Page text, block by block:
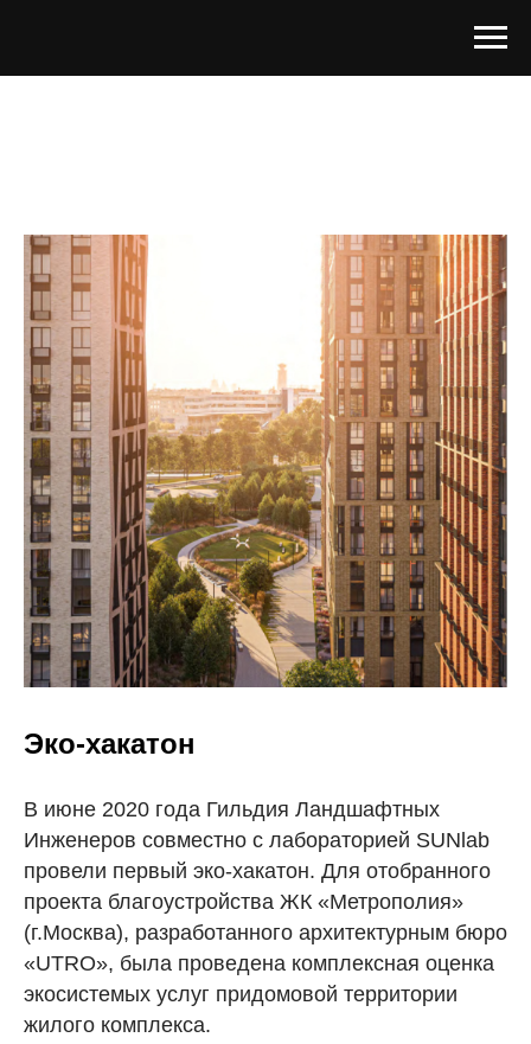
Эко-хакатон
В июне 2020 года Гильдия Ландшафтных
Инженеров совместно с лабораторией SUNlab
провели первый эко-хакатон. Для отобранного
проекта благоустройства ЖК «Метрополия»
(г.Москва), разработанного архитектурным бюро
«UTRO», была проведена комплексная оценка
экосистемых услуг придомовой территории
жилого комплекса.